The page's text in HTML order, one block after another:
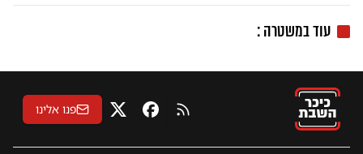
עוד במשטרה :
RSS פייסבוקX פנו אלינו